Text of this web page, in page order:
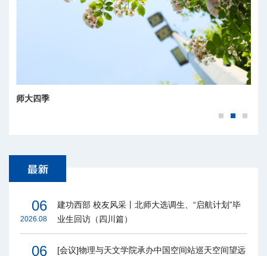
师大四季
06
2026.08
建功西部 校友风采丨北师大选调生、“启航计划”毕
业生回访（四川篇）
06
[会议]物理与天文学院承办中国空间站巡天空间望远